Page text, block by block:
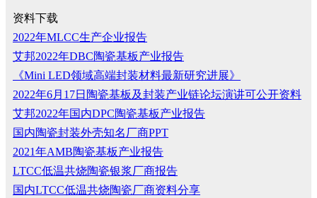
资料下载
2022年MLCC生产企业报告
艾邦2022年DBC陶瓷基板产业报告
《Mini LED领域高端封装材料最新研究进展》
2022年6月17日陶瓷基板及封装产业链论坛演讲可公开资料
艾邦2022年国内DPC陶瓷基板产业报告
国内陶瓷封装外壳知名厂商PPT
2021年AMB陶瓷基板产业报告
LTCC低温共烧陶瓷银浆厂商报告
国内LTCC低温共烧陶瓷厂商资料分享